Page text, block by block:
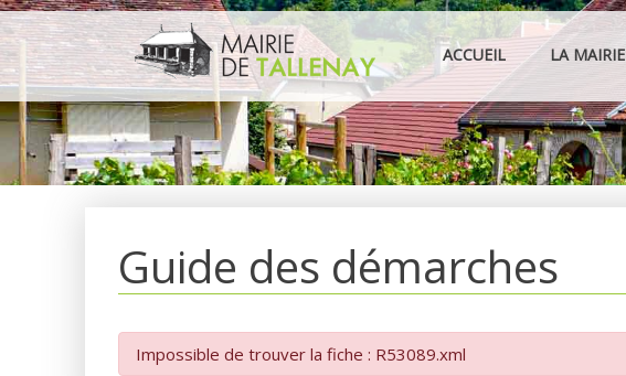
Aller
au
contenu
ACCUEIL LA MAIRIE
Guide des démarches
Impossible de trouver la fiche : R53089.xml